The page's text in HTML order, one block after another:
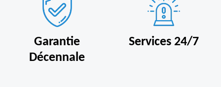
Garantie
Décennale
Services 24/7